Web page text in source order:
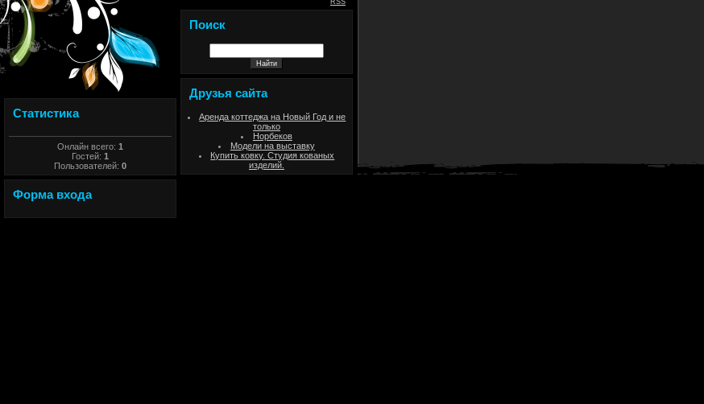
RSS
Статистика
Онлайн всего: 1
Гостей: 1
Пользователей: 0
Форма входа
Поиск
Друзья сайта
Аренда коттеджа на Новый Год и не
только
Норбеков
Модели на выставку
Купить ковку. Студия кованых
изделий.